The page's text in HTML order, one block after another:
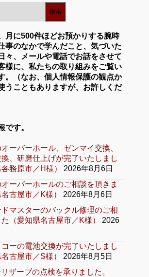
月に500件ほどお預かりする腕時
事のなかで学んだこと、気づいた
々、メールや電話でお話をさせて
様に、私たちの取り組みをご覧い
。（なお、個人情報保護の観点か
うこともありますが、お許しくだ
です。
ーバーホール、ゼンマイ交換、
、研磨仕上げが完了いたしまし
務原市／H様）
2026年8月6日
ーバーホールのご相談を頂きま
古屋市／K様）
2026年8月6日
マスターのバックル修理のご相
（愛知県名古屋市／K様）
2026
ーの電池交換が完了いたしまし
古屋市／S様）
2026年8月5日
ザーブの点検を承りました。